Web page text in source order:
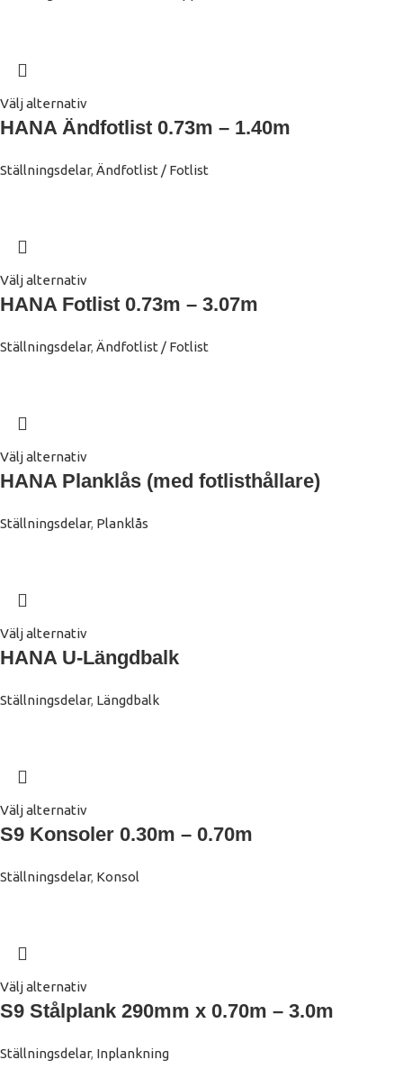
Välj alternativ
HANA Ändfotlist 0.73m – 1.40m
Ställningsdelar, Ändfotlist / Fotlist
Välj alternativ
HANA Fotlist 0.73m – 3.07m
Ställningsdelar, Ändfotlist / Fotlist
Välj alternativ
HANA Planklås (med fotlisthållare)
Ställningsdelar, Planklås
Välj alternativ
HANA U-Längdbalk
Ställningsdelar, Längdbalk
Välj alternativ
S9 Konsoler 0.30m – 0.70m
Ställningsdelar, Konsol
Välj alternativ
S9 Stålplank 290mm x 0.70m – 3.0m
Ställningsdelar, Inplankning